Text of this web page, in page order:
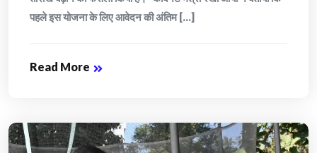
पहले इस योजना के लिए आवेदन की अंतिम [...]
Read More